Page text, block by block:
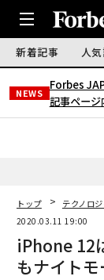
新着記事 人
NEWS
Forbes
記事ページ
トップ テクノロ
2020.03.11 19:00
iPhone 12
もナイト